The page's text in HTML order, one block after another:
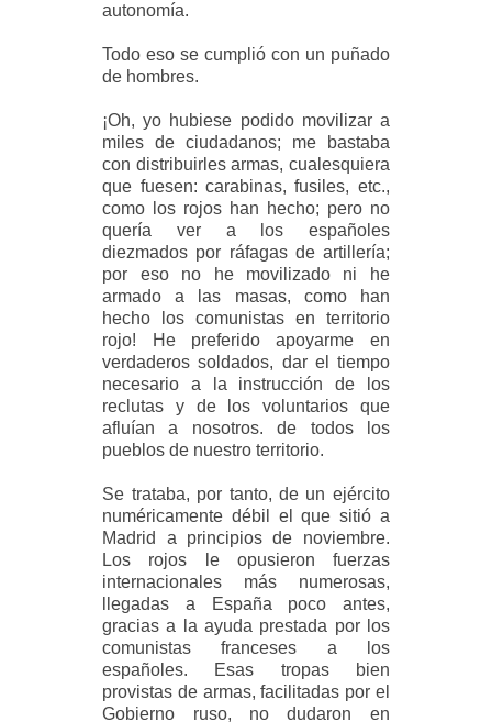
autonomía.
Todo eso se cumplió con un puñado
de hombres.
¡Oh, yo hubiese podido movilizar a
miles de ciudadanos; me bastaba
con distribuirles armas, cualesquiera
que fuesen: carabinas, fusiles, etc.,
como los rojos han hecho; pero no
quería ver a los españoles
diezmados por ráfagas de artillería;
por eso no he movilizado ni he
armado a las masas, como han
hecho los comunistas en territorio
rojo! He preferido apoyarme en
verdaderos soldados, dar el tiempo
necesario a la instrucción de los
reclutas y de los voluntarios que
afluían a nosotros. de todos los
pueblos de nuestro territorio.
Se trataba, por tanto, de un ejército
numéricamente débil el que sitió a
Madrid a principios de noviembre.
Los rojos le opusieron fuerzas
internacionales más numerosas,
llegadas a España poco antes,
gracias a la ayuda prestada por los
comunistas franceses a los
españoles. Esas tropas bien
provistas de armas, facilitadas por el
Gobierno ruso, no dudaron en